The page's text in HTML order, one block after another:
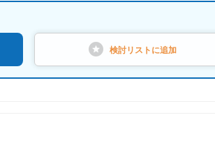
検討リストに追加